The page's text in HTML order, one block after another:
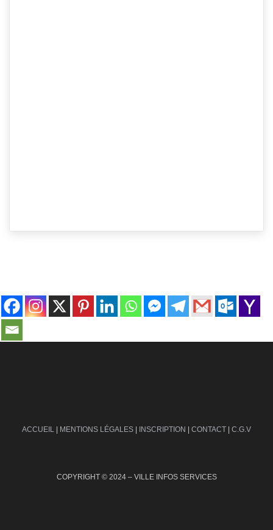
ACCUEIL | MENTIONS LÉGALES | INSCRIPTION | CONTACT | C.G.V
COPYRIGHT © 2024 – VILLE INFOS SERVICES